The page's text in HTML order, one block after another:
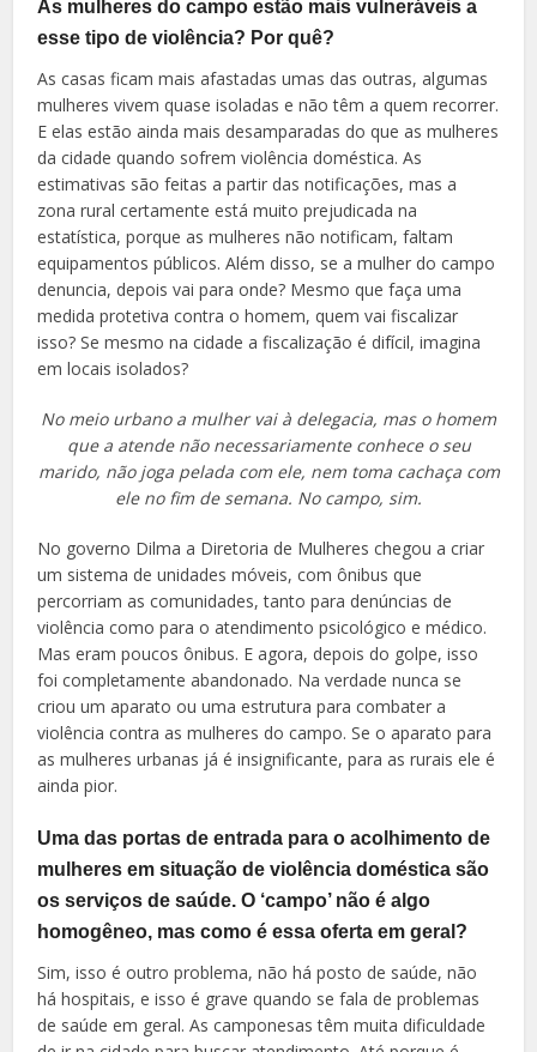
As mulheres do campo estão mais vulneráveis a
esse tipo de violência? Por quê?
As casas ficam mais afastadas umas das outras, algumas
mulheres vivem quase isoladas e não têm a quem recorrer.
E elas estão ainda mais desamparadas do que as mulheres
da cidade quando sofrem violência doméstica. As
estimativas são feitas a partir das notificações, mas a
zona rural certamente está muito prejudicada na
estatística, porque as mulheres não notificam, faltam
equipamentos públicos. Além disso, se a mulher do campo
denuncia, depois vai para onde? Mesmo que faça uma
medida protetiva contra o homem, quem vai fiscalizar
isso? Se mesmo na cidade a fiscalização é difícil, imagina
em locais isolados?
No meio urbano a mulher vai à delegacia, mas o homem
que a atende não necessariamente conhece o seu
marido, não joga pelada com ele, nem toma cachaça com
ele no fim de semana. No campo, sim.
No governo Dilma a Diretoria de Mulheres chegou a criar
um sistema de unidades móveis, com ônibus que
percorriam as comunidades, tanto para denúncias de
violência como para o atendimento psicológico e médico.
Mas eram poucos ônibus. E agora, depois do golpe, isso
foi completamente abandonado. Na verdade nunca se
criou um aparato ou uma estrutura para combater a
violência contra as mulheres do campo. Se o aparato para
as mulheres urbanas já é insignificante, para as rurais ele é
ainda pior.
Uma das portas de entrada para o acolhimento de
mulheres em situação de violência doméstica são
os serviços de saúde. O ‘campo’ não é algo
homogêneo, mas como é essa oferta em geral?
Sim, isso é outro problema, não há posto de saúde, não
há hospitais, e isso é grave quando se fala de problemas
de saúde em geral. As camponesas têm muita dificuldade